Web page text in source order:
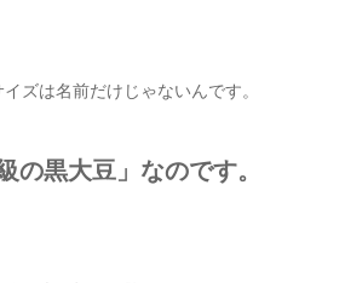
ズは名前だけじゃないんです。
の黒大豆」なのです。